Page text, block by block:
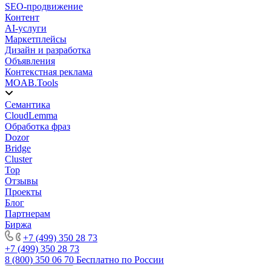
SEO-продвижение
Контент
AI-услуги
Маркетплейсы
Дизайн и разработка
Объявления
Контекстная реклама
MOAB.Tools
Семантика
CloudLemma
Обработка фраз
Dozor
Bridge
Cluster
Top
Отзывы
Проекты
Блог
Партнерам
Биржа
+7 (499) 350 28 73
+7 (499) 350 28 73
8 (800) 350 06 70 Бесплатно по России